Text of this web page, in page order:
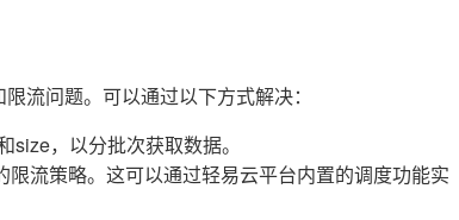
流问题。可以通过以下方式解决：
，以分批次获取数据。
流策略。这可以通过轻易云平台内置的调度功能实